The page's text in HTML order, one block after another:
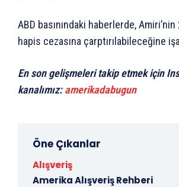
ABD basınındaki haberlerde, Amiri’nin
hapis cezasına çarptırılabileceğine
En son gelişmeleri takip etmek için
kanalımız:amerikadabugun
Öne Çıkanlar
Alışveriş
Amerika Alışveriş Rehberi